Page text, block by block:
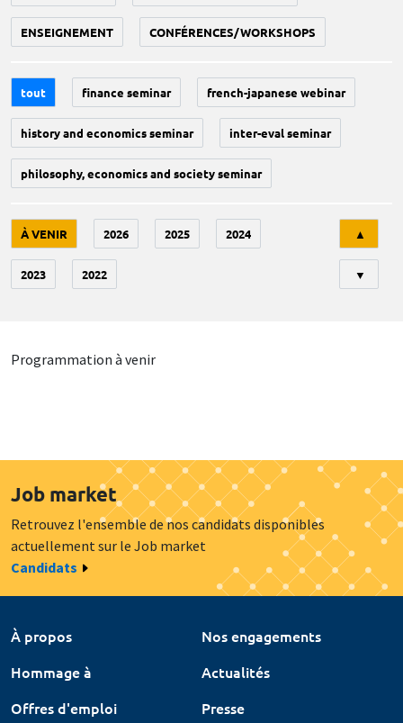
ENSEIGNEMENT CONFÉRENCES/WORKSHOPS
tout finance seminar french-japanese webinar
history and economics seminar inter-eval seminar
philosophy, economics and society seminar
À VENIR 2026 2025 2024
2023 2022
▲
▼
Programmation à venir
Job market
Retrouvez l'ensemble de nos candidats disponibles
actuellement sur le Job market
Candidats
À propos
Nos engagements
Hommage à
Actualités
Offres d'emploi
Presse